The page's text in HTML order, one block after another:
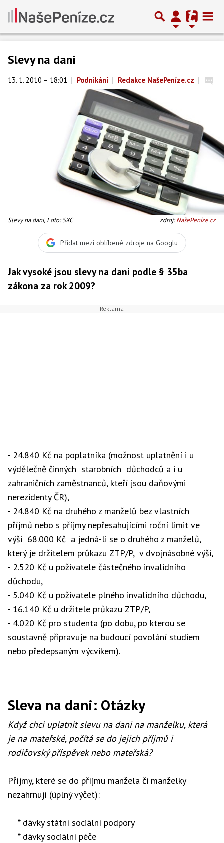
Slevy na dani
13. 1. 2010 – 18:01 | Podnikání | Redakce NašePeníze.cz |
Slevy na dani, Foto: SXC zdroj:NašePeníze.cz
Přidat mezi oblíbené zdroje na Googlu
Jak vysoké jsou slevy na dani podle § 35ba
zákona za rok 2009?
- 24.840 Kč na poplatníka (možnost uplatnění i u
výdělečně činných starobních důchodců a i u
zahraničních zaměstnanců, kteří jsou daňovými
nerezidenty ČR),
- 24.840 Kč na druhého z manželů bez vlastních
příjmů nebo s příjmy nepřesahujícími roční limit ve
výši 68.000 Kč a jedná-li se o druhého z manželů,
který je držitelem průkazu ZTP/P, v dvojnásobné výši,
- 2.520 Kč u poživatele částečného invalidního
důchodu,
- 5.040 Kč u poživatele plného invalidního důchodu,
- 16.140 Kč u držitele průkazu ZTP/P,
- 4.020 Kč pro studenta (po dobu, po kterou se
soustavně připravuje na budoucí povolání studiem
nebo předepsaným výcvikem).
Sleva na dani: Otázky
Když chci uplatnit slevu na dani na manželku, která
je na mateřské, počítá se do jejich příjmů i
rodičovský příspěvek nebo mateřská?
Příjmy, které se do příjmu manžela či manželky
nezahrnují (úplný výčet):
* dávky státní sociální podpory
* dávky sociální péče